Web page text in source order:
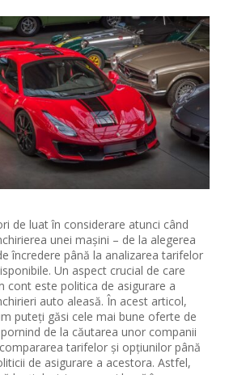
de luat în considerare atunci când
unei mașini – de la alegerea
încredere până la analizarea tarifelor
Un aspect crucial de care
cont este politica de asigurare a
auto aleasă. În acest articol,
puteți găsi cele mai bune oferte de
de la căutarea unor companii
tarifelor și opțiunilor până
de asigurare a acestora. Astfel,